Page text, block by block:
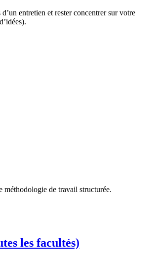
entretien et rester concentrer sur votre
méthodologie de travail structurée.
les facultés)